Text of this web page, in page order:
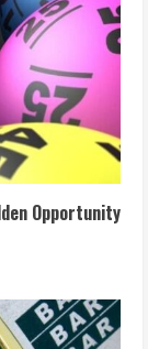
Opportunity